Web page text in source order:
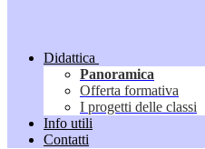
Didattica
Panoramica
Offerta formativa
I progetti delle classi
Info utili
Contatti